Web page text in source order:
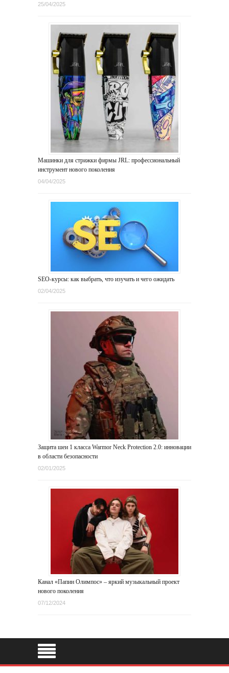
25/04/2025
Машинки для стрижки фирмы JRL: профессиональный
инструмент нового поколения
04/04/2025
SEO-курсы: как выбрать, что изучать и чего ожидать
02/04/2025
Защита шеи 1 класса Warmor Neck Protection 2.0: инновации
в области безопасности
02/01/2025
Канал «Папин Олимпос» – яркий музыкальный проект
нового поколения
07/12/2024